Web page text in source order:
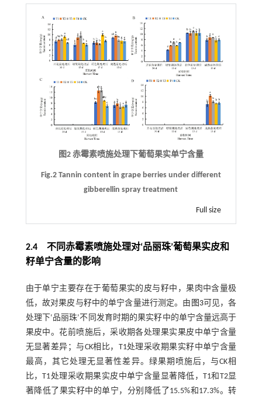
图2 赤霉素喷施处理下葡萄果实单宁含量
Fig.2 Tannin content in grape berries under different
gibberellin spray treatment
Full size
2.4 不同赤霉素喷施处理对‘品丽珠’葡萄果实皮和
籽单宁含量的影响
由于单宁主要存在于葡萄果实的皮与籽中，果肉中含量极
低，故对果皮与籽中的单宁含量进行测定。由 图3可见，各
处理下‘品丽珠’不同发育时期的果实籽中的单宁含量远高于
果皮中。花前喷施后，采收期各处理果实果皮中单宁含量
无显著差异；与CK相比，T1处理采收期果实籽中单宁含量
最高，其它处理无显著性差异。绿果期喷施后，与CK相
比，T1处理采收期果实皮中单宁含量显著降低，T1和T2显
著降低了果实籽中的单宁，分别降低了15.5%和17.3%。转